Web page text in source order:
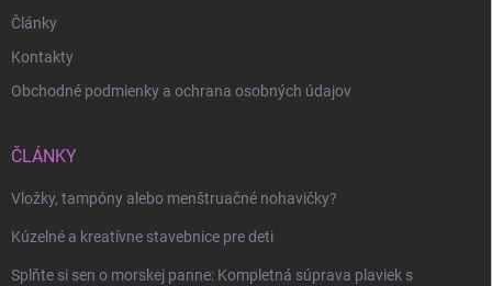
Články
Kontakty
Obchodné podmienky a ochrana osobných údajov
ČLÁNKY
Vložky, tampóny alebo menštruačné nohavičky?
Kúzelné a kreatívne stavebnice pre deti
Splňte si sen o morskej panne: Kompletná súprava plaviek s